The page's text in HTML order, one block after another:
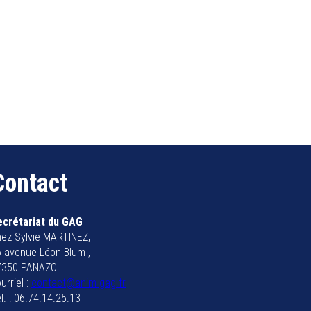
du GAG
Sylvie MARTINEZ,
avenue Léon Blum ,
PANAZOL
: contact@anim-gag.fr
: 06.74.14.25.13